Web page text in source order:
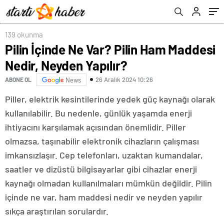
139 okunma
Pilin İçinde Ne Var? Pilin Ham Maddesi
Nedir, Neyden Yapılır?
ABONE OL News 26 Aralık 2024 10:26
Piller, elektrik kesintilerinde yedek güç kaynağı olarak
kullanılabilir. Bu nedenle, günlük yaşamda enerji
ihtiyacını karşılamak açısından önemlidir. Piller
olmazsa, taşınabilir elektronik cihazların çalışması
imkansızlaşır. Cep telefonları, uzaktan kumandalar,
saatler ve dizüstü bilgisayarlar gibi cihazlar enerji
kaynağı olmadan kullanılmaları mümkün değildir. Pilin
içinde ne var, ham maddesi nedir ve neyden yapılır
sıkça araştırılan sorulardır.